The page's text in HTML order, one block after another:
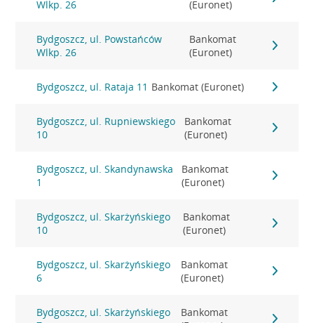
Wlkp. 26
(Euronet)
Bydgoszcz, ul. Powstańców
Wlkp. 26
Bankomat
(Euronet)
Bydgoszcz, ul. Rataja 11 Bankomat (Euronet)
Bydgoszcz, ul. Rupniewskiego
10
Bankomat
(Euronet)
Bydgoszcz, ul. Skandynawska
1
Bankomat
(Euronet)
Bydgoszcz, ul. Skarżyńskiego
10
Bankomat
(Euronet)
Bydgoszcz, ul. Skarżyńskiego
6
Bankomat
(Euronet)
Bydgoszcz, ul. Skarżyńskiego
Bankomat